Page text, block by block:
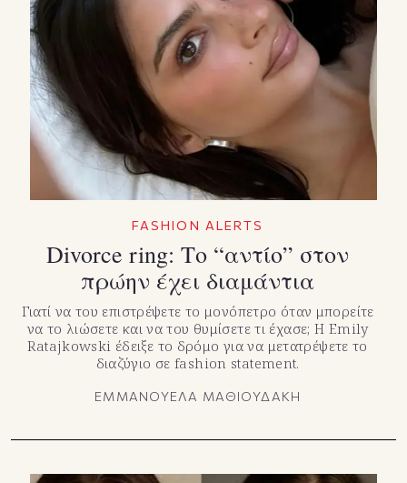
FASHION ALERTS
Divorce ring: Το “αντίο” στον
πρώην έχει διαμάντια
Γιατί να του επιστρέψετε το μονόπετρο όταν μπορείτε
να το λιώσετε και να του θυμίσετε τι έχασε; Η Emily
Ratajkowski έδειξε το δρόμο για να μετατρέψετε το
διαζύγιο σε fashion statement.
ΕΜΜΑΝΟΥΕΛΑ ΜΑΘΙΟΥΔΑΚΗ